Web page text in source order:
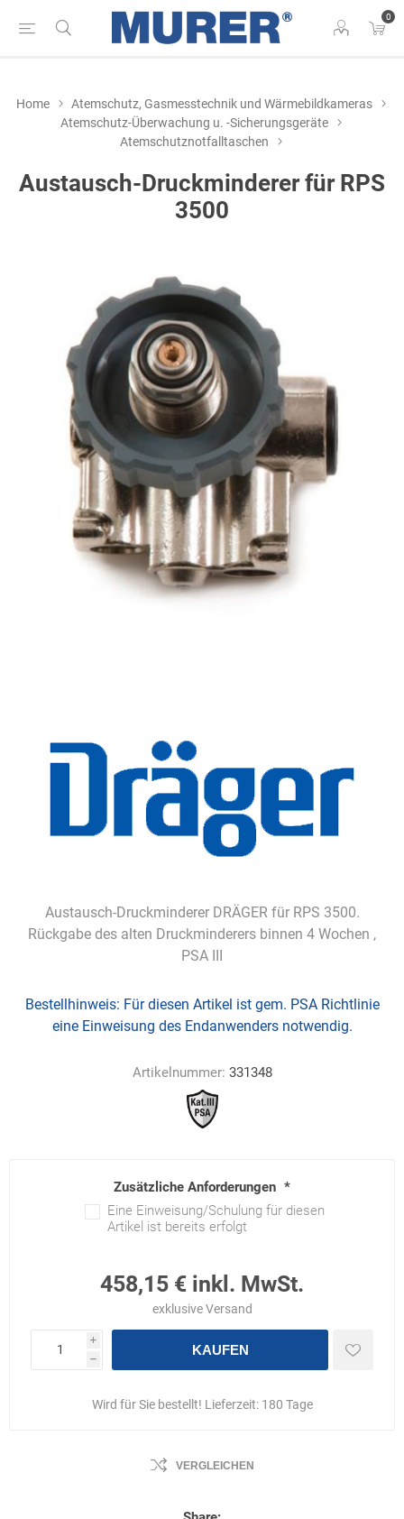
0
Home
Atemschutz, Gasmesstechnik und Wärmebildkameras
Atemschutz-Überwachung u. -Sicherungsgeräte
Atemschutznotfalltaschen
Austausch-Druckminderer für RPS
3500
Austausch-Druckminderer DRÄGER für RPS 3500.
Rückgabe des alten Druckminderers binnen 4 Wochen ,
PSA III
Bestellhinweis: Für diesen Artikel ist gem. PSA Richtlinie
eine Einweisung des Endanwenders notwendig.
Artikelnummer: 331348
Zusätzliche Anforderungen *
Eine Einweisung/Schulung für diesen
Artikel ist bereits erfolgt
458,15 € inkl. MwSt.
exklusiveVersand
i
h
KAUFEN
Wird für Sie bestellt! Lieferzeit: 180 Tage
VERGLEICHEN